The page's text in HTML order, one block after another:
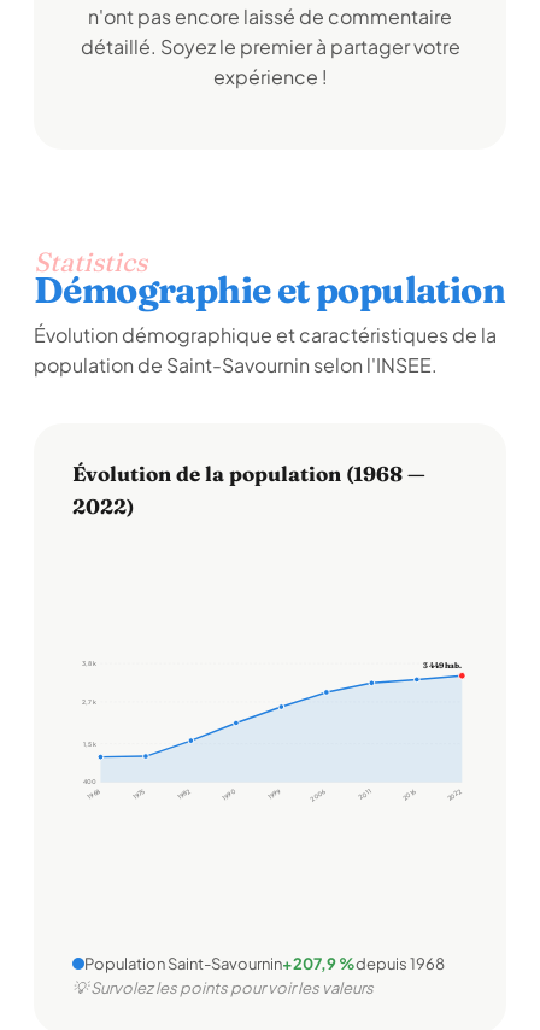
n'ont pas encore laissé de commentaire
détaillé. Soyez le premier à partager votre
expérience !
Statistics
Démographie et population
Évolution démographique et caractéristiques de la
population de Saint-Savournin selon l'INSEE.
Évolution de la population (1968 —
2022)
400
1,5 k
2,7 k
3,8 k
1968 1975 1982 1990 1999 2006 2011 2016 2022
3 449 hab.
Population Saint-Savournin+207,9 %depuis 1968
💡 Survolez les points pour voir les valeurs